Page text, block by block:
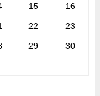
15 16
22 23
29 30